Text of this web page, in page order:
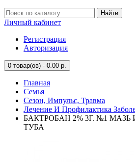
Найти
Личный кабинет
Регистрация
Авторизация
0 товар(ов) - 0.00 р.
Главная
Семья
Сезон, Импульс, Травма
Лечение И Профилактика
БАКТРОБАН 2% 3Г. №1
ТУБА